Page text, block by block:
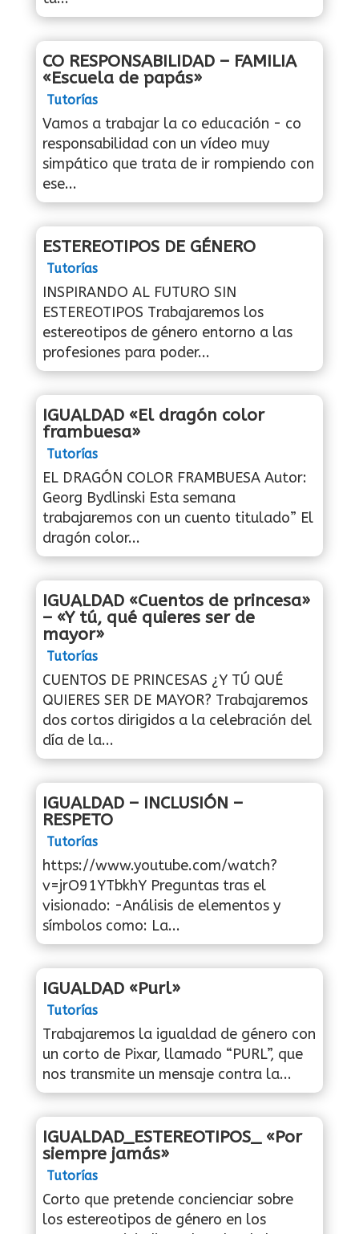
CO RESPONSABILIDAD – FAMILIA
«Escuela de papás»
Tutorías
Vamos a trabajar la co educación - co
responsabilidad con un vídeo muy
simpático que trata de ir rompiendo con
ese...
ESTEREOTIPOS DE GÉNERO
Tutorías
INSPIRANDO AL FUTURO SIN
ESTEREOTIPOS Trabajaremos los
estereotipos de género entorno a las
profesiones para poder...
IGUALDAD «El dragón color
frambuesa»
Tutorías
EL DRAGÓN COLOR FRAMBUESA Autor:
Georg Bydlinski Esta semana
trabajaremos con un cuento titulado” El
dragón color...
IGUALDAD «Cuentos de princesa»
– «Y tú, qué quieres ser de
mayor»
Tutorías
CUENTOS DE PRINCESAS ¿Y TÚ QUÉ
QUIERES SER DE MAYOR? Trabajaremos
dos cortos dirigidos a la celebración del
día de la...
IGUALDAD – INCLUSIÓN –
RESPETO
Tutorías
https://www.youtube.com/watch?
v=jrO91YTbkhY Preguntas tras el
visionado: -Análisis de elementos y
símbolos como: La...
IGUALDAD «Purl»
Tutorías
Trabajaremos la igualdad de género con
un corto de Pixar, llamado “PURL”, que
nos transmite un mensaje contra la...
IGUALDAD_ESTEREOTIPOS_ «Por
siempre jamás»
Tutorías
Corto que pretende concienciar sobre
los estereotipos de género en los